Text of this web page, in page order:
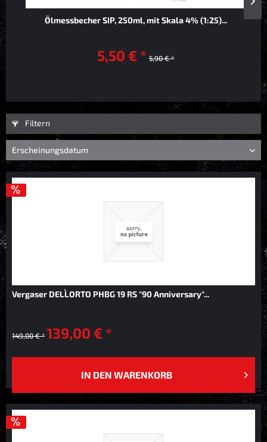
Ölmessbecher SIP, 250ml, mit Skala 4% (1:25)...
5,50 € * 5,90 € *
Filtern
Vergaser DELL`ORTO PHBG 19 RS "90 Anniversary"...
149,00 € * 139,00 € *
IN DEN WARENKORB